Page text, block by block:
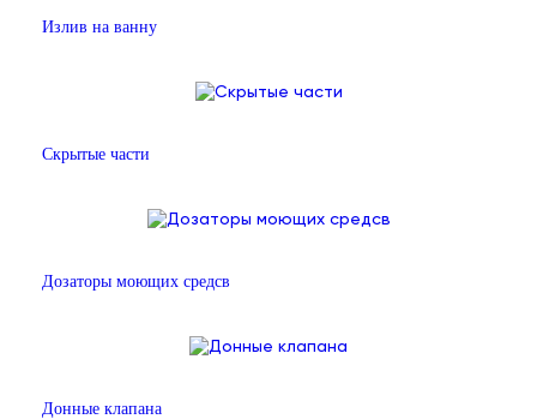
Излив на ванну
Скрытые части
Дозаторы моющих средсв
Донные клапана